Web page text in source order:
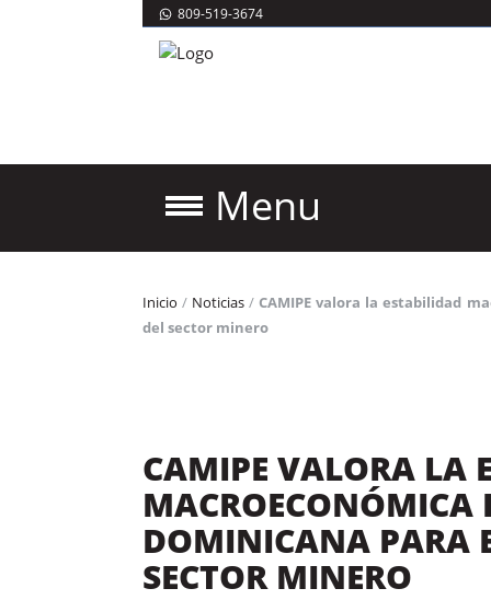
809-519-3674
Menu
Inicio / Noticias /CAMIPE valora la estabilidad
del sector minero
CAMIPE VALORA LA
MACROECONÓMICA
DOMINICANA PARA
SECTOR MINERO